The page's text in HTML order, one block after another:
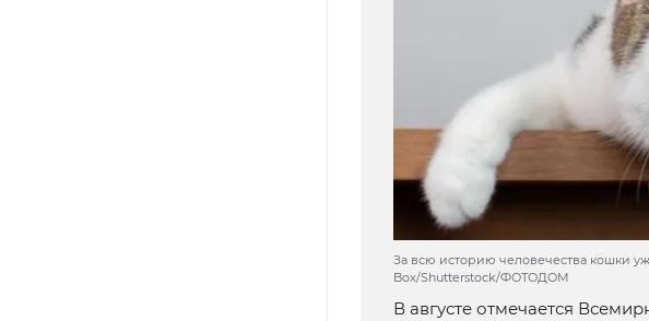
За всю историю человечества кошки
Box/Shutterstock/ФОТОДОМ
В августе отмечается